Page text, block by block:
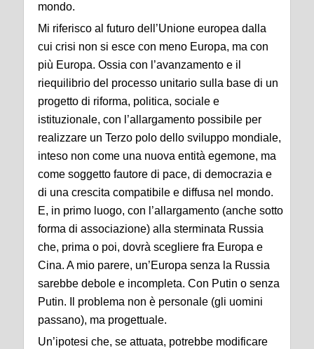
mondo.
Mi riferisco al futuro dell’Unione europea dalla
cui crisi non si esce con meno Europa, ma con
più Europa. Ossia con l’avanzamento e il
riequilibrio del processo unitario sulla base di un
progetto di riforma, politica, sociale e
istituzionale, con l’allargamento possibile per
realizzare un Terzo polo dello sviluppo mondiale,
inteso non come una nuova entità egemone, ma
come soggetto fautore di pace, di democrazia e
di una crescita compatibile e diffusa nel mondo.
E, in primo luogo, con l’allargamento (anche sotto
forma di associazione) alla sterminata Russia
che, prima o poi, dovrà scegliere fra Europa e
Cina. A mio parere, un’Europa senza la Russia
sarebbe debole e incompleta. Con Putin o senza
Putin. Il problema non è personale (gli uomini
passano), ma progettuale.
Un’ipotesi che, se attuata, potrebbe modificare